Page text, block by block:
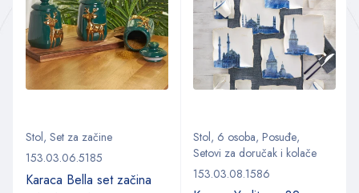
Stol, Set za začine
153.03.06.5185
Karaca Bella set začina
Stol, 6 osoba, Posuđe,
Setovi za doručak i kolače
153.03.08.1586